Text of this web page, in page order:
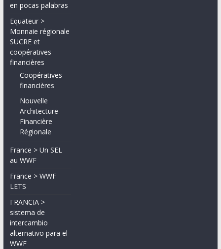
en pocas palabras
Equateur >
Monnaie régionale
SUCRE et
coopératives
financières
Coopératives
financières
Nouvelle
Architecture
Financière
Régionale
France > Un SEL
au WWF
France > WWF
LETS
FRANCIA >
sistema de
intercambio
alternativo para el
WWF